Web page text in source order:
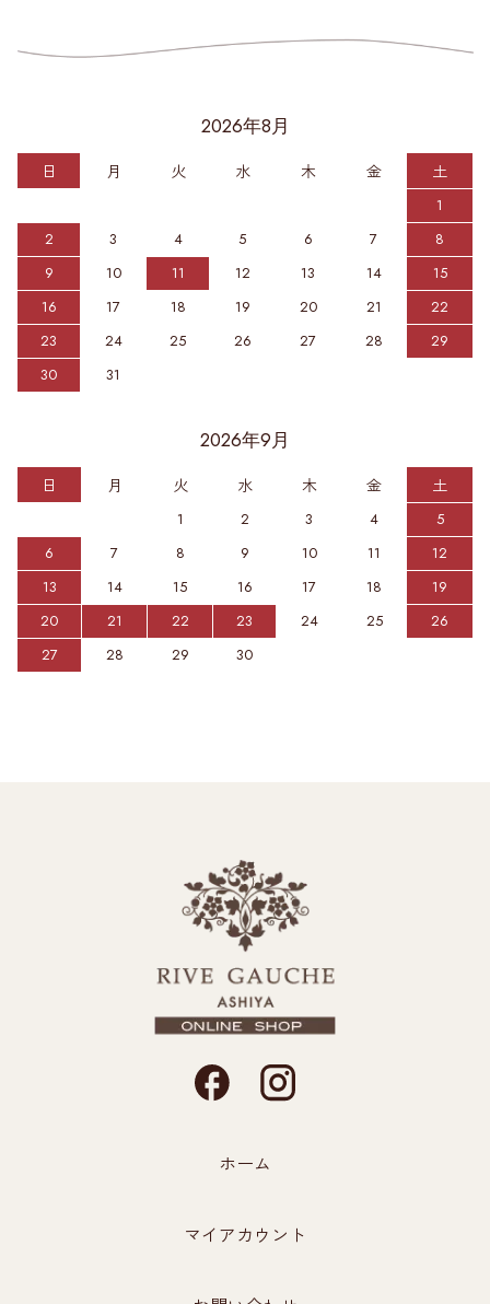
2026年8月
日 月 火 水 木 金 土
1
2
3 4 5 6 7
8
9
10 11 12 13 14
15
16
17 18 19 20 21
22
23
24 25 26 27 28
29
30
31
2026年9月
日 月 火 水 木 金 土
1 2 3 4
5
6
7 8 9 10 11
12
13
14 15 16 17 18
19
20
21 22 23 24 25
26
27
28 29 30
ホーム
マイアカウント